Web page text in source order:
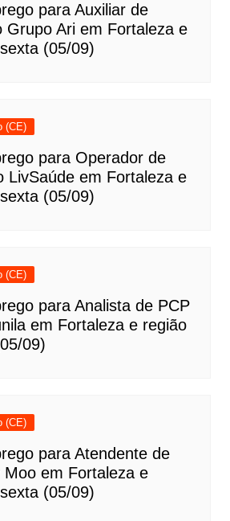
para Auxiliar de
Grupo Ari em Fortaleza e
(05/09)
(CE)
para Operador de
LivSaúde em Fortaleza e
(05/09)
(CE)
para Analista de PCP
em Fortaleza e região
09)
(CE)
para Atendente de
Moo em Fortaleza e
(05/09)